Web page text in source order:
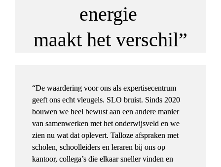
energie
maakt het verschil”
“De waardering voor ons als expertisecentrum
geeft ons echt vleugels. SLO bruist. Sinds 2020
bouwen we heel bewust aan een andere manier
van samenwerken met het onderwijsveld en we
zien nu wat dat oplevert. Talloze afspraken met
scholen, schoolleiders en leraren bij ons op
kantoor, collega’s die elkaar sneller vinden en